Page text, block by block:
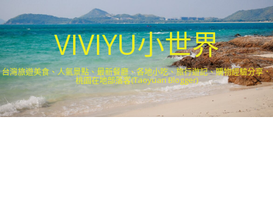
VIVIYU小世界
台灣旅遊美食、人氣景點、最新餐廳、各地小吃、旅行遊記、購物經驗分享．
桃園在地部落客(Taoyuan Blogger)